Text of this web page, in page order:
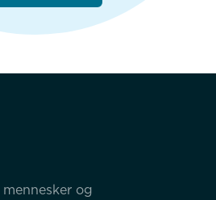
og